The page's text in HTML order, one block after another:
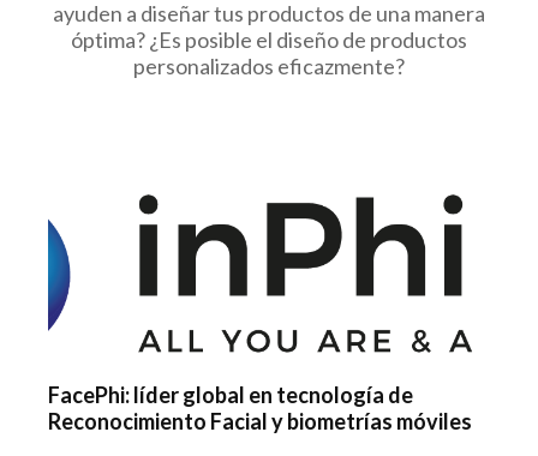
ayuden a diseñar tus productos de una manera
óptima? ¿Es posible el diseño de productos
personalizados eficazmente?
FacePhi: líder global en tecnología de
Reconocimiento Facial y biometrías móviles